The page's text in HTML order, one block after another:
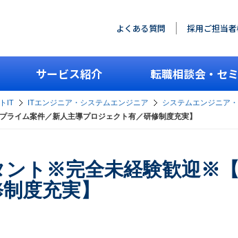
よくある質問 採用ご担当者
サービス紹介 転職相談会・セ
IT ITエンジニア・システムエンジニア システムエンジニア
イム案件／新人主導プロジェクト有／研修制度充実】
ント※完全未経験歓迎※
度充実】